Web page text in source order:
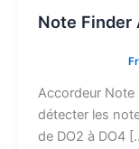
Note Finder
Accordeur Note
détecter les
de DO2 à DO4